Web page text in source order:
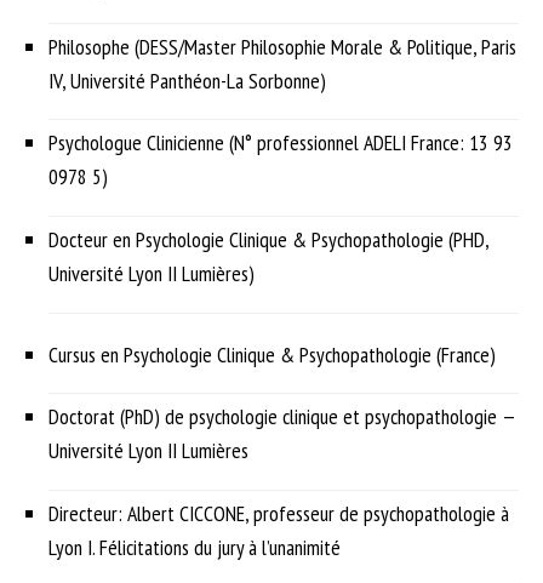
Philosophe (DESS/Master Philosophie Morale & Politique, Paris
IV, Université Panthéon-La Sorbonne)
Psychologue Clinicienne (N° professionnel ADELI France: 13 93
0978 5)
Docteur en Psychologie Clinique & Psychopathologie (PHD,
Université Lyon II Lumières)
Cursus en Psychologie Clinique & Psychopathologie (France)
Doctorat (PhD) de psychologie clinique et psychopathologie —
Université Lyon II Lumières
Directeur: Albert CICCONE, professeur de psychopathologie à
Lyon I. Félicitations du jury à l’unanimité